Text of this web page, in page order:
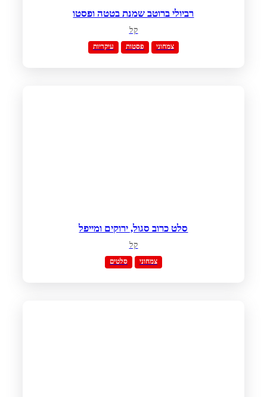
רביולי ברוטב שמנת בטטה ופסטו
קל
עיקריות פסטות צמחוני
סלט כרוב סגול, ירוקים ומייפל
קל
סלטים צמחוני